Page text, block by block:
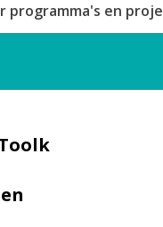
programma's en